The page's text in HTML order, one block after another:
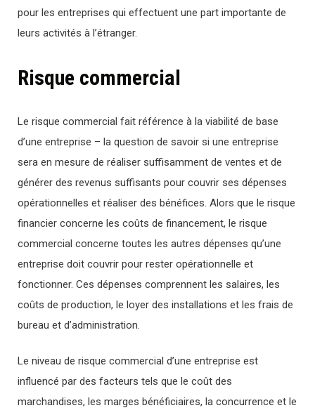
pour les entreprises qui effectuent une part importante de
leurs activités à l’étranger.
Risque commercial
Le risque commercial fait référence à la viabilité de base
d’une entreprise – la question de savoir si une entreprise
sera en mesure de réaliser suffisamment de ventes et de
générer des revenus suffisants pour couvrir ses dépenses
opérationnelles et réaliser des bénéfices. Alors que le risque
financier concerne les coûts de financement, le risque
commercial concerne toutes les autres dépenses qu’une
entreprise doit couvrir pour rester opérationnelle et
fonctionner. Ces dépenses comprennent les salaires, les
coûts de production, le loyer des installations et les frais de
bureau et d’administration.
Le niveau de risque commercial d’une entreprise est
influencé par des facteurs tels que le coût des
marchandises, les marges bénéficiaires, la concurrence et le